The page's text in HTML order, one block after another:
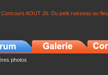
Concours AOUT 26: Du petit ruisseau au
photos